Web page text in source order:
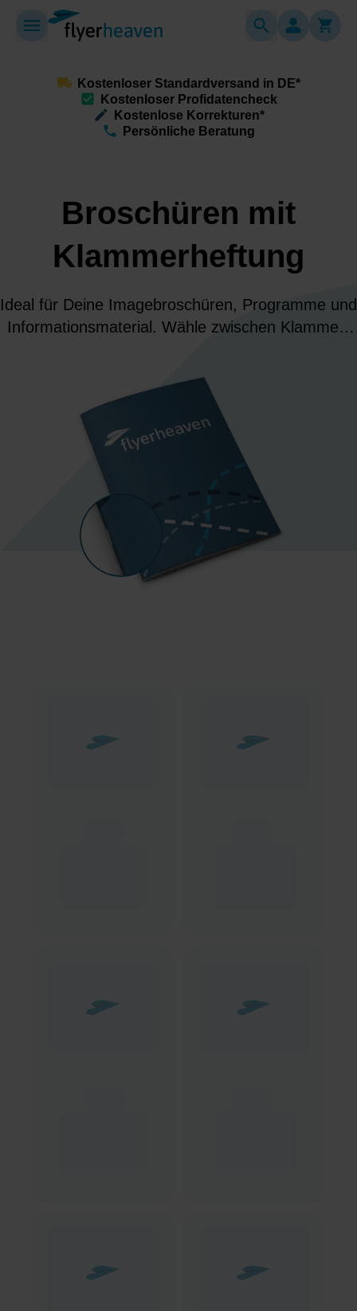
Kostenloser Standardversand in DE*
Kostenloser Profidatencheck
Kostenlose Korrekturen*
Persönliche Beratung
Broschüren mit
Klammerheftung
Ideal für Deine Imagebroschüren, Programme und
Informationsmaterial. Wähle zwischen Klammer-